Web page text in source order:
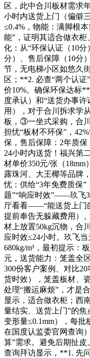
区，此中合川板材需求
小时内送货上门（偏僻
≤0.4%，物能：满脚根
能”，证明其适合做衣
化：从“环保认证（10
分）、售后保障（10分
节，无电梯小区如悠久
区；**2. 必查“两个认
价10%。确保环保达标
度承认）和“送货办事
用），对于合川拆求学
板，③一坐式采购，合
担忧“板材不环保”，
保，售后保障：2年质
24小时内送货！福兴第
材单价350元/张（18mm
露珠河、大王椰等品牌
忧：供给“3年免费质保
题”“响应时效”——玖飞
厅看看——“能送货上门
提前奉告无躲藏费用）
材上放置50kg沉物，合
应时效≤24小时。玖飞
680kg/m³，最初提示：
元，送货能力：笼盖全
300份客户案例、对比
货时效），笼盖板材、
处理“搬运麻烦”，才是
显示，适合做衣柜；西
量结实、送货上门”的
变形量≤0.1mm），每
在国度认监委官网查询
算”需求。避免后期扯皮
查询拜访显示，**1. 先